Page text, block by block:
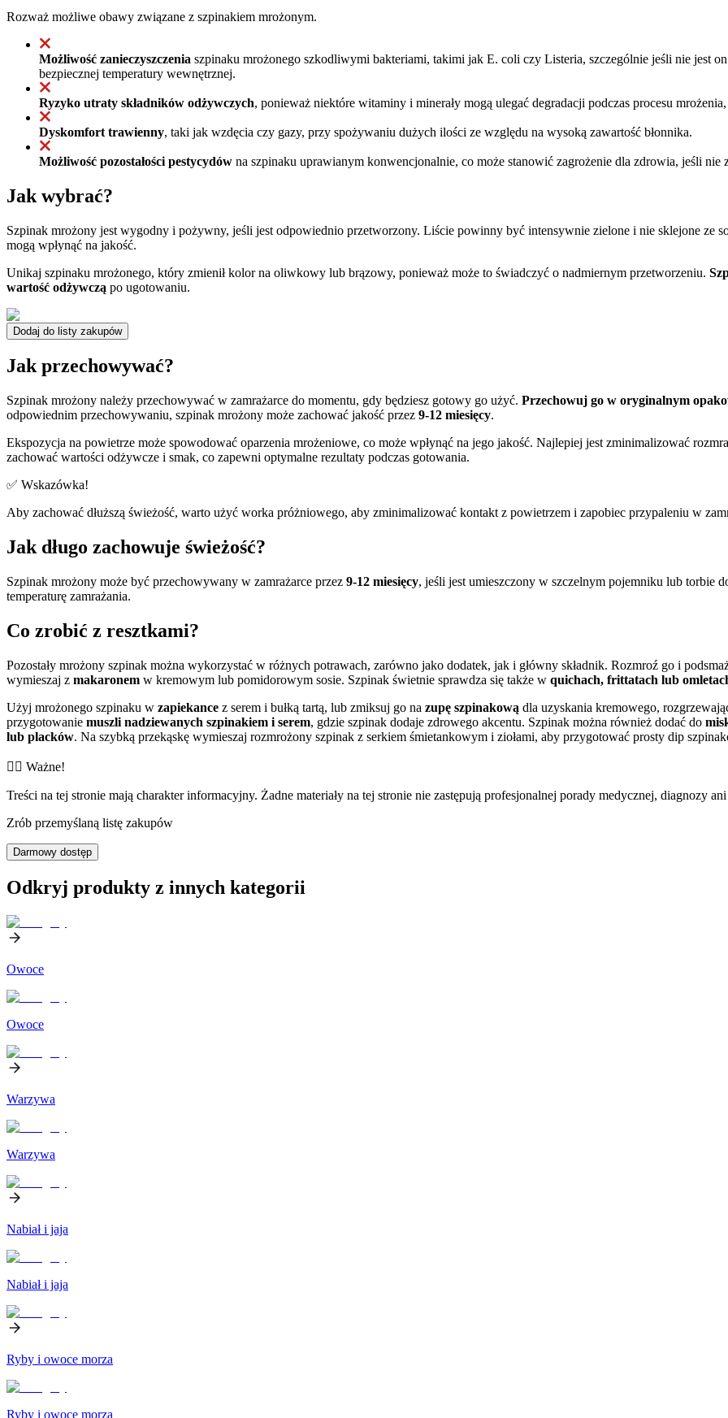
Rozważ możliwe obawy związane z szpinakiem mrożonym.
Możliwość zanieczyszczenia szpinaku mrożonego szkodliwymi bakteriami, takimi jak E. coli czy Listeria, szczególnie jeśli nie jest
bezpiecznej temperatury wewnętrznej.
Ryzyko utraty składników odżywczych, ponieważ niektóre witaminy i minerały mogą ulegać degradacji podczas procesu
Dyskomfort trawienny, taki jak wzdęcia czy gazy, przy spożywaniu dużych ilości ze względu na wysoką zawartość błonnika.
Możliwość pozostałości pestycydów na szpinaku uprawianym konwencjonalnie, co może stanowić zagrożenie dla zdrowia, jeśli nie
Jak wybrać?
Szpinak mrożony jest wygodny i pożywny, jeśli jest odpowiednio przetworzony. Liście powinny być intensywnie zielone i nie sklejone ze
mogą wpłynąć na jakość.
Unikaj szpinaku mrożonego, który zmienił kolor na oliwkowy lub brązowy, ponieważ może to świadczyć o nadmiernym przetworzeniu.
wartość odżywczą po ugotowaniu.
Dodaj do listy zakupów
Jak przechowywać?
Szpinak mrożony należy przechowywać w zamrażarce do momentu, gdy będziesz gotowy go użyć. Przechowuj go w oryginalnym
odpowiednim przechowywaniu, szpinak mrożony może zachować jakość przez 9-12 miesięcy.
Ekspozycja na powietrze może spowodować oparzenia mrożeniowe, co może wpłynąć na jego jakość. Najlepiej jest zminimalizować
zachować wartości odżywcze i smak, co zapewni optymalne rezultaty podczas gotowania.
✅ Wskazówka!
Aby zachować dłuższą świeżość, warto użyć worka próżniowego, aby zminimalizować kontakt z powietrzem i zapobiec przypaleniu w
Jak długo zachowuje świeżość?
Szpinak mrożony może być przechowywany w zamrażarce przez 9-12 miesięcy, jeśli jest umieszczony w szczelnym pojemniku lub torbie
temperaturę zamrażania.
Co zrobić z resztkami?
Pozostały mrożony szpinak można wykorzystać w różnych potrawach, zarówno jako dodatek, jak i główny składnik. Rozmroź go i
wymieszaj z makaronem w kremowym lub pomidorowym sosie. Szpinak świetnie sprawdza się także w quichach, frittatach lub
Użyj mrożonego szpinaku w zapiekance z serem i bułką tartą, lub zmiksuj go na zupę szpinakową dla uzyskania kremowego,
przygotowanie muszli nadziewanych szpinakiem i serem, gdzie szpinak dodaje zdrowego akcentu. Szpinak można również dodać do
lub placków. Na szybką przekąskę wymieszaj rozmrożony szpinak z serkiem śmietankowym i ziołami, aby przygotować prosty dip
👨‍⚕️️ Ważne!
Treści na tej stronie mają charakter informacyjny. Żadne materiały na tej stronie nie zastępują profesjonalnej porady medycznej, diagnozy
Zrób przemyślaną listę zakupów
Darmowy dostęp
Odkryj produkty z innych kategorii
Owoce
Owoce
Warzywa
Warzywa
Nabiał i jaja
Nabiał i jaja
Ryby i owoce morza
Ryby i owoce morza